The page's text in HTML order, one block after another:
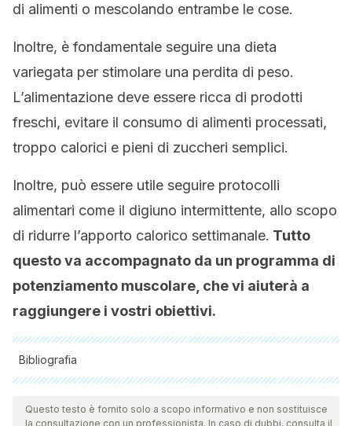
di alimenti o mescolando entrambe le cose.
Inoltre, è fondamentale seguire una dieta
variegata per stimolare una perdita di peso.
L’alimentazione deve essere ricca di prodotti
freschi, evitare il consumo di alimenti processati,
troppo calorici e pieni di zuccheri semplici.
Inoltre, può essere utile seguire protocolli
alimentari come il digiuno intermittente, allo scopo
di ridurre l’apporto calorico settimanale. Tutto
questo va accompagnato da un programma di
potenziamento muscolare, che vi aiuterà a
raggiungere i vostri obiettivi.
Bibliografia
Tutte le fonti citate sono state esaminate a fondo dal nostro
team per garantirne la qualità, l'affidabilità, l'attualità e la
Questo testo è fornito solo a scopo informativo e non sostituisce
la consultazione con un professionista. In caso di dubbi, consulta il